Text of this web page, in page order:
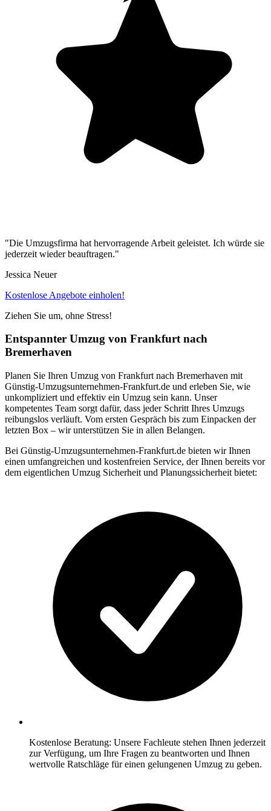
"Die Umzugsfirma hat hervorragende Arbeit geleistet. Ich würde sie
jederzeit wieder beauftragen."
Jessica Neuer
Kostenlose Angebote einholen!
Ziehen Sie um, ohne Stress!
Entspannter Umzug von Frankfurt nach
Bremerhaven
Planen Sie Ihren Umzug von Frankfurt nach Bremerhaven mit
Günstig-Umzugsunternehmen-Frankfurt.de und erleben Sie, wie
unkompliziert und effektiv ein Umzug sein kann. Unser
kompetentes Team sorgt dafür, dass jeder Schritt Ihres Umzugs
reibungslos verläuft. Vom ersten Gespräch bis zum Einpacken der
letzten Box – wir unterstützen Sie in allen Belangen.
Bei Günstig-Umzugsunternehmen-Frankfurt.de bieten wir Ihnen
einen umfangreichen und kostenfreien Service, der Ihnen bereits vor
dem eigentlichen Umzug Sicherheit und Planungssicherheit bietet:
Kostenlose Beratung: Unsere Fachleute stehen Ihnen jederzeit
zur Verfügung, um Ihre Fragen zu beantworten und Ihnen
wertvolle Ratschläge für einen gelungenen Umzug zu geben.